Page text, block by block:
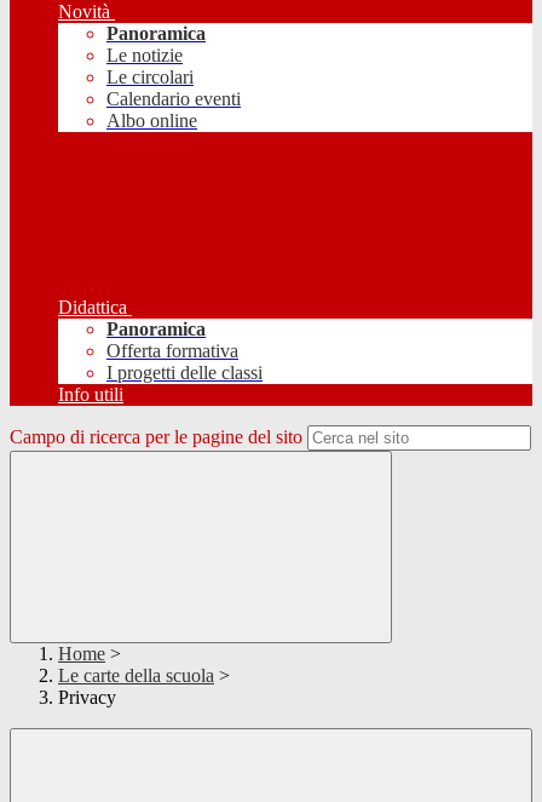
Novità
Panoramica
Le notizie
Le circolari
Calendario eventi
Albo online
Didattica
Panoramica
Offerta formativa
I progetti delle classi
Info utili
Campo di ricerca per le pagine del sito
Home >
Le carte della scuola >
Privacy